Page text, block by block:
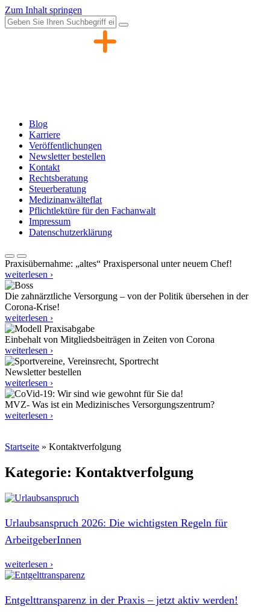
Zum Inhalt springen
Blog
Karriere
Veröffentlichungen
Newsletter bestellen
Kontakt
Rechtsberatung
Steuerberatung
Medizinanwälteflat
Pflichtlektüre für den Fachanwalt
Impressum
Datenschutzerklärung
Praxisübernahme: „altes“ Praxispersonal unter neuem Chef!
weiterlesen ›
Die zahnärztliche Versorgung – von der Politik übersehen in der
Corona-Krise!
weiterlesen ›
Einbehalt von Mitgliedsbeiträgen in Zeiten von Corona
weiterlesen ›
Newsletter bestellen
weiterlesen ›
MVZ- Was ist ein Medizinisches Versorgungszentrum?
weiterlesen ›
Startseite » Kontaktverfolgung
Kategorie: Kontaktverfolgung
Urlaubsanspruch 2026: Die wichtigsten Regeln für
ArbeitgeberInnen
weiterlesen ›
Entgelttransparenz in der Praxis – jetzt aktiv werden!